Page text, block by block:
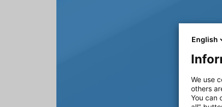
English
We use
others
You can